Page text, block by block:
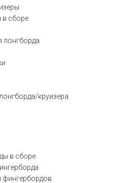
в сборе
лонгборда
круизера
в сборе
фингербордов